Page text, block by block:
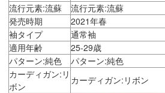
流行元素:流蘇
流行元素:流蘇
発売時期
2021年春
袖タイプ
通常袖
適用年齢
25-29歳
パターン:純色
パターン:純色
カーディガン:リ
ボン
カーディガン:リボン